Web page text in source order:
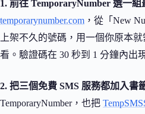
1. 前往 TemporaryNumber 選一組
temporarynumber.com ，從「New
上架不久的號碼，用一個你原本
看。驗證碼在 30 秒到 1 分鐘內出
2. 把三個免費 SMS 服務都加入書
TemporaryNumber，也把